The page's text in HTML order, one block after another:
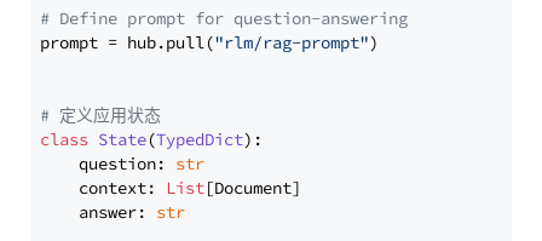
# Define prompt for question-answering
prompt = hub.pull("rlm/rag-prompt")
# 定义应用状态
class State(TypedDict):
    question:
str
    context:
List[Document]
    answer:
str